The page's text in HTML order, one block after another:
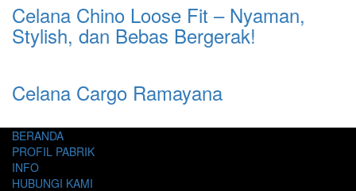
Celana Chino Loose Fit – Nyaman,
Stylish, dan Bebas Bergerak!
Celana Cargo Ramayana
BERANDA
PROFIL PABRIK
INFO
HUBUNGI KAMI